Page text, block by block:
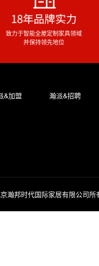
致力于智能全屋定制家具领域
并保持领先地位
&加盟 瀚派&招聘
瀚邦时代国际家居有限公司